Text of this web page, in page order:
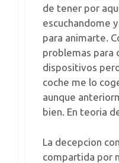
de tener por
escuchandome
para animarte.
problemas para
dispositivos
coche me lo
aunque
bien. En teoria
La decepcion
compartida por